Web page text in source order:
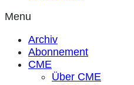
Menu
Archiv
Abonnement
CME
Über CME